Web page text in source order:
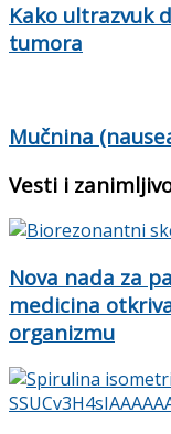
Kako ultrazvuk
tumora
Mučnina
Vesti i
Nova nada za
medicina
organizmu